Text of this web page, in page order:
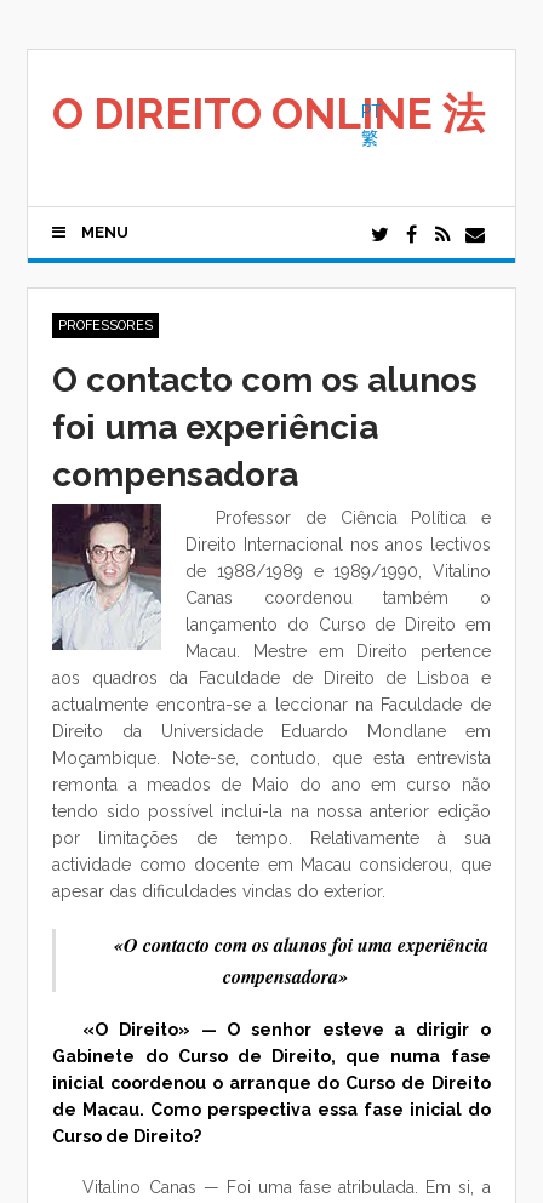
O DIREITO ONLINE 法
PT
繁
MENU
PROFESSORES
O contacto com os alunos
foi uma experiência
compensadora
Professor de Ciência Política e
Direito Internacional nos anos lectivos
de 1988/1989 e 1989/1990, Vitalino
Canas coordenou também o
lançamento do Curso de Direito em
Macau. Mestre em Direito pertence
aos quadros da Faculdade de Direito de Lisboa e
actualmente encontra-se a leccionar na Faculdade de
Direito da Universidade Eduardo Mondlane em
Moçambique.
Note-se, contudo, que esta entrevista
remonta a meados de Maio do ano em curso não
tendo sido possível inclui-la na nossa anterior edição
por limitações de tempo. Relativamente à sua
actividade como docente em Macau considerou, que
apesar das dificuldades vindas do exterior.
«O contacto com os alunos foi uma experiência
compensadora»
«O Direito» — O senhor esteve a dirigir o
Gabinete do Curso de Direito, que numa fase
inicial coordenou o arranque do Curso de Direito
de Macau. Como perspectiva essa fase inicial do
Curso de Direito?
Vitalino Canas — Foi uma fase atribulada. Em si, a